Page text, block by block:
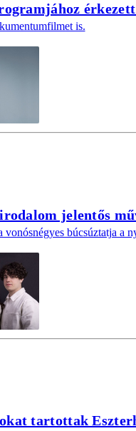
is.
jelentős
búcsúztatja a
tartottak